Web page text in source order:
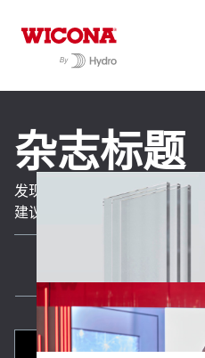
杂志标题
发现铝窗系统的最新趋势和新
建议，指导您建设或翻新项目。